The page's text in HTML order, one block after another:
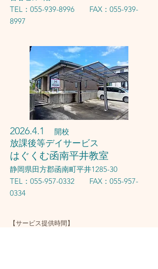
TEL：055-939-8996 FAX：055-939-
8997
2026.4.1 開校
放課後等デイサービス
はぐくむ函南平井教室
静岡県田方郡函南町平井1285-30
TEL：055-957-0332 FAX：055-957-
0334
【サービス提供時間】